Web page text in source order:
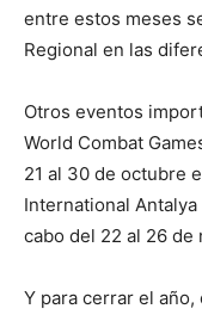
entre estos meses
Regional en las
Otros eventos
World Combat
21 al 30 de octubre
International
cabo del 22 al 26 de
Y para cerrar el